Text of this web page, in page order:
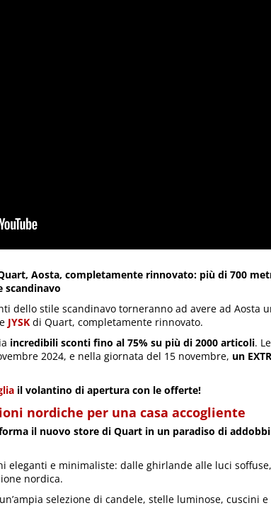
Aosta, completamente rinnovato: più di 700
scandinavo
dello stile scandinavo torneranno ad avere ad Aosta
JYSK di Quart, completamente rinnovato.
incredibili sconti fino al 75% su più di 2000 articoli.
2024, e nella giornata del 15 novembre, un
il volantino di apertura con le offerte!
nordiche per una casa accogliente
il nuovo store di Quart in un paradiso di
eleganti e minimaliste: dalle ghirlande alle luci
nordica.
selezione di candele, stelle luminose, cuscini